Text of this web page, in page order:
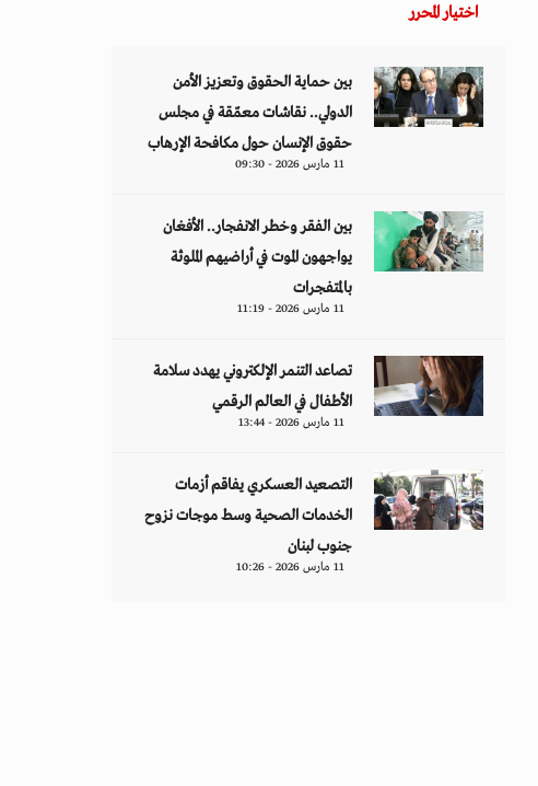
اختيار المحرر
بين حماية الحقوق وتعزيز الأمن
الدولي.. نقاشات معمّقة في مجلس
حقوق الإنسان حول مكافحة الإرهاب
11 مارس 2026 - 09:30
بين الفقر وخطر الانفجار.. الأفغان
يواجهون الموت في أراضيهم الملوثة
بالمتفجرات
11 مارس 2026 - 11:19
تصاعد التنمر الإلكتروني يهدد سلامة
الأطفال في العالم الرقمي
11 مارس 2026 - 13:44
التصعيد العسكري يفاقم أزمات
الخدمات الصحية وسط موجات نزوح
جنوب لبنان
11 مارس 2026 - 10:26